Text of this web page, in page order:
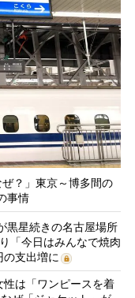
ぜ？」東京～博多間の
事情
黒星続きの名古屋場所
「今日はみんなで焼肉
支出増に
は「ワンピースを着